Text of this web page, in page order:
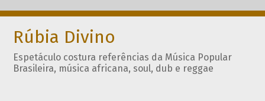
Rúbia Divino
Espetáculo costura referências da Música Popular
Brasileira, música africana, soul, dub e reggae